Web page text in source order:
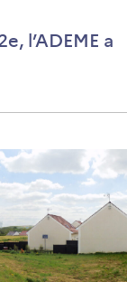
l’ADEME a